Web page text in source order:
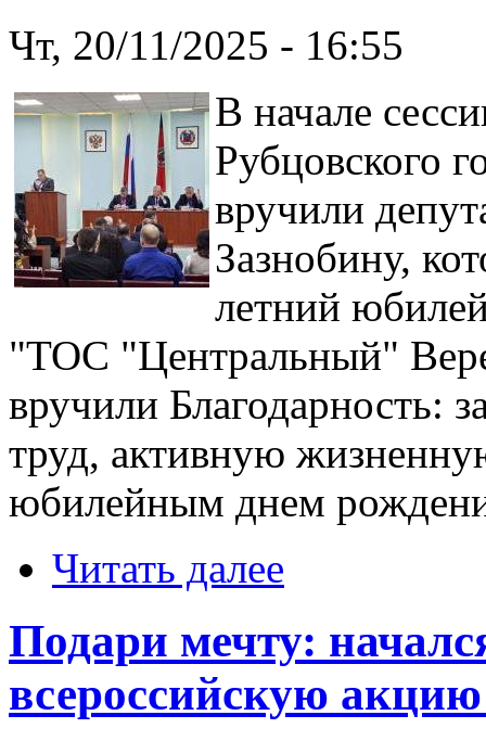
Чт, 20/11/2025 - 16:55
В начале
Рубцовского
вручили
Зазнобину,
летний
"ТОС "Центральный"
вручили Благодарность:
труд, активную
юбилейным днем
Читать далее
Подари мечту:
всероссийскую